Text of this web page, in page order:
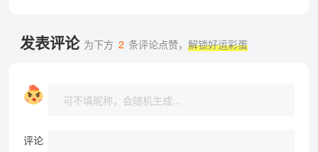
发表评论 为下方 2 条评论点赞，解锁好运彩蛋
评论